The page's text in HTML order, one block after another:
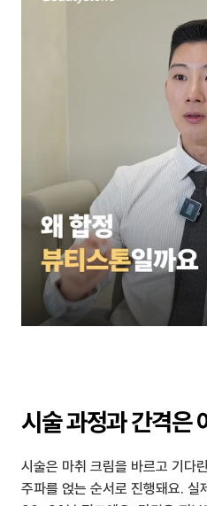
시술 과정과 간격은
시술은 마취 크림을 바르고 기다
주파를 얹는 순서로 진행돼요. 실